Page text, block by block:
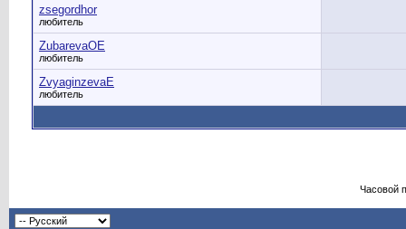
zsegordhor
любитель
ZubarevaOE
любитель
ZvyaginzevaE
любитель
Часовой